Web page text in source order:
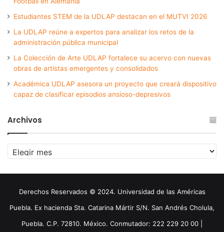
Estudiantes STEM de la UDLAP destacan en el MUTVI 2026
La UDLAP reúne a expertos para analizar los retos de la
administración pública municipal
La Colección de Arte UDLAP fortalece su acervo con nuevas
obras de artistas emergentes y consolidados
Académica UDLAP asesora un proyecto que creará dispositivo
capaz de clasificar episodios ansioso-depresivos
Archivos
Archivos
Derechos Reservados © 2024. Universidad de las Américas
Puebla. Ex hacienda Sta. Catarina Mártir S/N. San Andrés Cholula,
Puebla. C.P. 72810. México. Conmutador: 222 229 20 00 |